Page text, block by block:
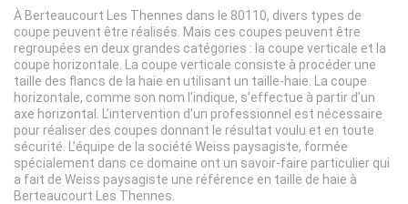
À Berteaucourt Les Thennes dans le 80110, divers types de
coupe peuvent être réalisés. Mais ces coupes peuvent être
regroupées en deux grandes catégories : la coupe verticale et la
coupe horizontale. La coupe verticale consiste à procéder une
taille des flancs de la haie en utilisant un taille-haie. La coupe
horizontale, comme son nom l’indique, s’effectue à partir d’un
axe horizontal. L’intervention d’un professionnel est nécessaire
pour réaliser des coupes donnant le résultat voulu et en toute
sécurité. L’équipe de la société Weiss paysagiste, formée
spécialement dans ce domaine ont un savoir-faire particulier qui
a fait de Weiss paysagiste une référence en taille de haie à
Berteaucourt Les Thennes.